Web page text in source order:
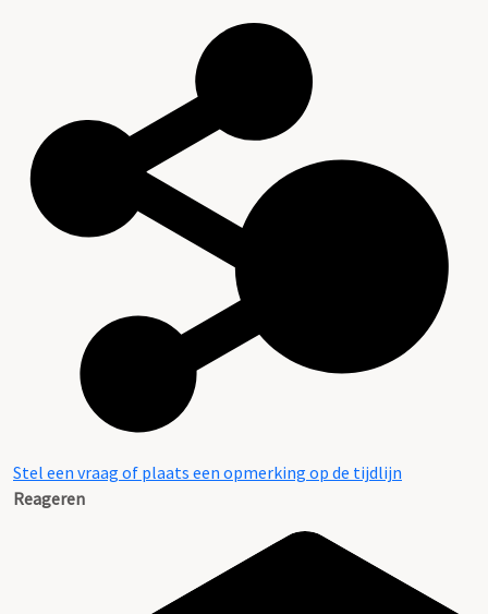
Stel een vraag of plaats een opmerking op de tijdlijn
Reageren